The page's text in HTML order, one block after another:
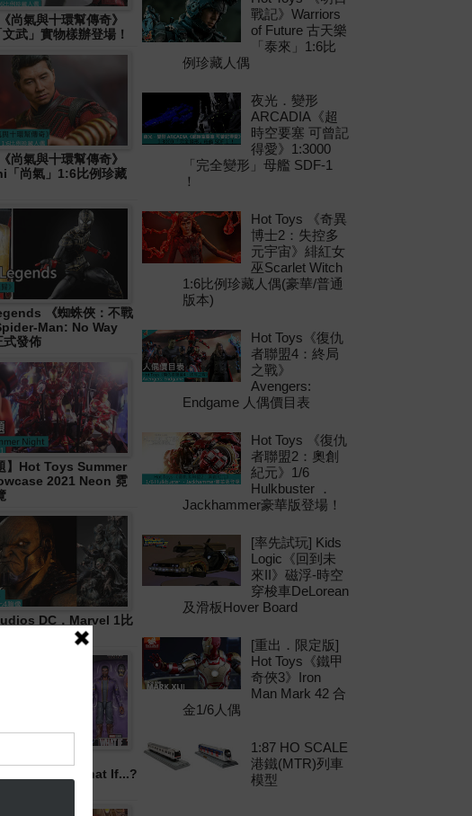
尚氣與十環幫傳奇》
武」實物樣辦登場！
尚氣與十環幫傳奇》
「尚氣」1:6比例珍藏
《蜘蛛俠：不戰
Man: No Way
式發佈
】Hot Toys Summer
2021 Neon 霓
DC．Marvel 1比
Disney+ 》What If...?
戰記》Warriors
of Future 古天樂
「泰來」1:6比
例珍藏人偶
夜光．變形
ARCADIA《超
時空要塞 可曾記
得愛》1:3000
「完全變形」母艦 SDF-1
！
Hot Toys 《奇異
博士2：失控多
元宇宙》緋紅女
巫Scarlet Witch
1:6比例珍藏人偶(豪華/普通
版本)
Hot Toys《復仇
者聯盟4：終局
之戰》
Avengers:
Endgame 人偶價目表
Hot Toys 《復仇
者聯盟2：奧創
紀元》1/6
Hulkbuster ．
Jackhammer豪華版登場！
[率先試玩] Kids
Logic《回到未
來II》磁浮-時空
穿梭車DeLorean
及滑板Hover Board
[重出．限定版]
Hot Toys《鐵甲
奇俠3》Iron
Man Mark 42 合
金1/6人偶
1:87 HO SCALE
港鐵(MTR)列車
模型